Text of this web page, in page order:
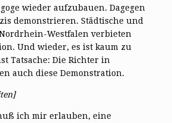
wieder aufzubauen. Dagegen
demonstrieren. Städtische und
Westfalen verbieten
Und wieder, es ist kaum zu
Tatsache: Die Richter in
auch diese Demonstration.
ich mir erlauben, eine